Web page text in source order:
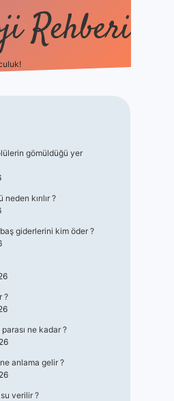
Rehberi
gömüldüğü yer
neden kırılır ?
giderlerini kim öder ?
?
ne kadar ?
anlama gelir ?
verilir ?